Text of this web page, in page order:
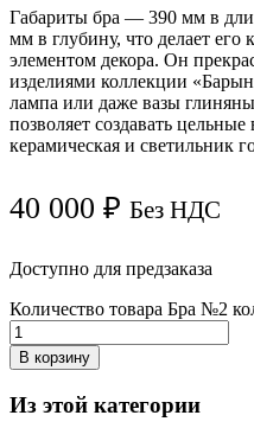
Габариты бра — 390 мм в
мм в глубину, что делает
элементом декора. Он
изделиями коллекции
лампа или даже вазы
позволяет создавать
керамическая и светильник
40 000 ₽ Без НДС
Доступно для предзаказа
Количество товара Бра №2
В корзину
Из этой категории